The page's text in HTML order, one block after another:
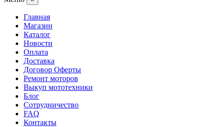
Главная
Магазин
Каталог
Новости
Оплата
Доставка
Договор Оферты
Ремонт моторов
Выкуп мототехники
Блог
Сотрудничество
FAQ
Контакты